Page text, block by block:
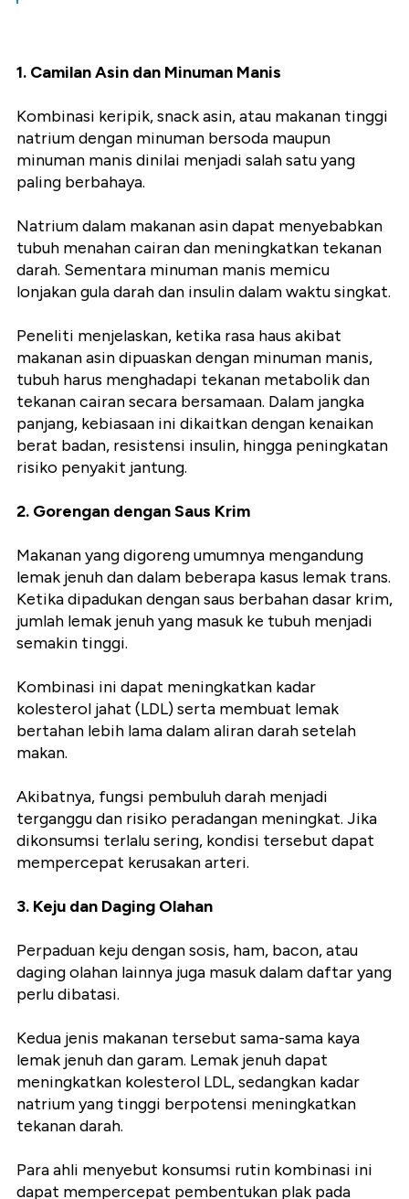
1. Camilan Asin dan Minuman Manis
Kombinasi keripik, snack asin, atau makanan tinggi
natrium dengan minuman bersoda maupun
minuman manis dinilai menjadi salah satu yang
paling berbahaya.
Natrium dalam makanan asin dapat menyebabkan
tubuh menahan cairan dan meningkatkan tekanan
darah. Sementara minuman manis memicu
lonjakan gula darah dan insulin dalam waktu singkat.
Peneliti menjelaskan, ketika rasa haus akibat
makanan asin dipuaskan dengan minuman manis,
tubuh harus menghadapi tekanan metabolik dan
tekanan cairan secara bersamaan. Dalam jangka
panjang, kebiasaan ini dikaitkan dengan kenaikan
berat badan, resistensi insulin, hingga peningkatan
risiko penyakit jantung.
2. Gorengan dengan Saus Krim
Makanan yang digoreng umumnya mengandung
lemak jenuh dan dalam beberapa kasus lemak trans.
Ketika dipadukan dengan saus berbahan dasar krim,
jumlah lemak jenuh yang masuk ke tubuh menjadi
semakin tinggi.
Kombinasi ini dapat meningkatkan kadar
kolesterol jahat (LDL) serta membuat lemak
bertahan lebih lama dalam aliran darah setelah
makan.
Akibatnya, fungsi pembuluh darah menjadi
terganggu dan risiko peradangan meningkat. Jika
dikonsumsi terlalu sering, kondisi tersebut dapat
mempercepat kerusakan arteri.
3. Keju dan Daging Olahan
Perpaduan keju dengan sosis, ham, bacon, atau
daging olahan lainnya juga masuk dalam daftar yang
perlu dibatasi.
Kedua jenis makanan tersebut sama-sama kaya
lemak jenuh dan garam. Lemak jenuh dapat
meningkatkan kolesterol LDL, sedangkan kadar
natrium yang tinggi berpotensi meningkatkan
tekanan darah.
Para ahli menyebut konsumsi rutin kombinasi ini
dapat mempercepat pembentukan plak pada